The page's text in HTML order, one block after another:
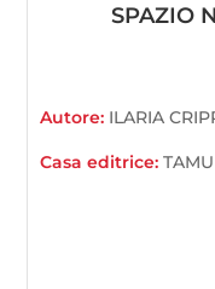
SPAZIO
Autore: ILARIA
Casa editrice:TAMU